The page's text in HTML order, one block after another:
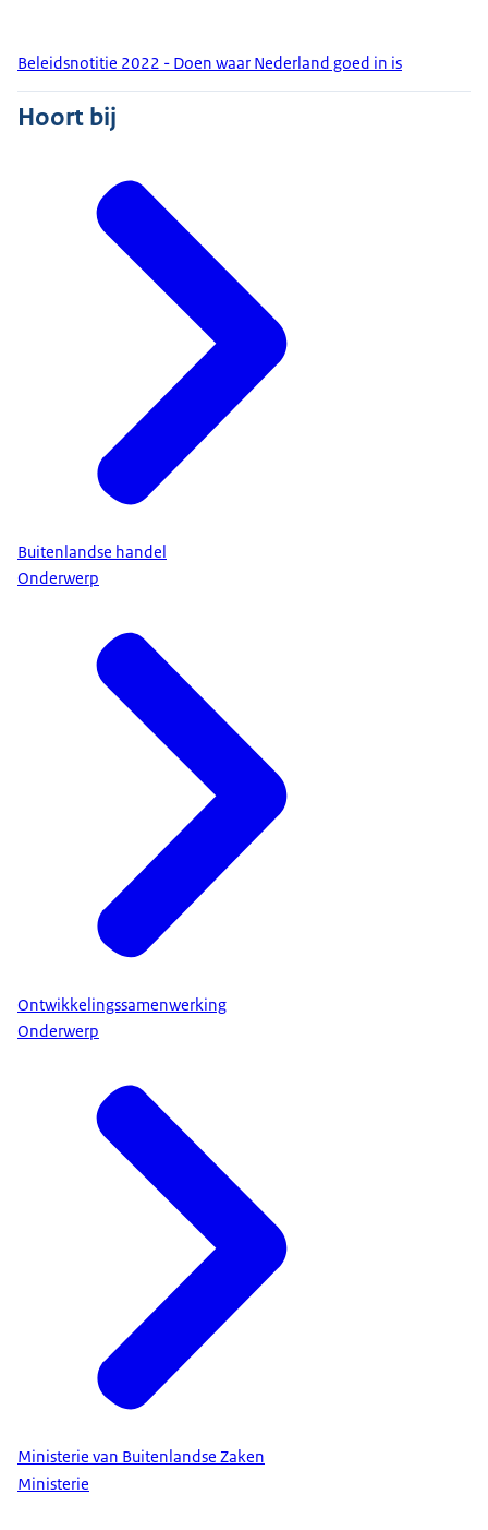
Beleidsnotitie 2022 - Doen waar Nederland goed in is
Hoort bij
Buitenlandse handel
Onderwerp
Ontwikkelingssamenwerking
Onderwerp
Ministerie van Buitenlandse Zaken
Ministerie